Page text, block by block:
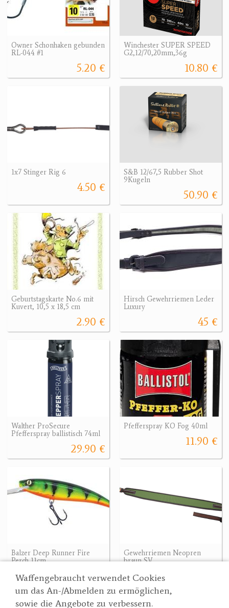
Waffengebraucht verwendet Cookies
um das An-/Abmelden zu ermöglichen,
sowie die Angebote zu verbessern.
Owner Schonhaken gebunden
RL-044 #1
5.20 €
Winchester SUPER SPEED
G2,12/70,20mm,36g
10.80 €
1x7 Stinger Rig 6
4.50 €
S&B 12/67,5 Rubber Shot
9Kugeln
50.90 €
Geburtstagskarte No.6 mit
Kuvert, 10,5 x 18,5 cm
2.90 €
Hirsch Gewehrriemen Leder
Luxury
45 €
Walther ProSecure
Pfefferspray ballistisch 74ml
29.90 €
Pfefferspray KO Fog 40ml
11.90 €
Balzer Deep Runner Fire
Perch 11cm
15.70 €
Gewehrriemen Neopren
braun SV